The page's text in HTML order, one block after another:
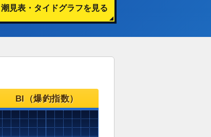
潮見表・タイドグラフを見る
BI（爆釣指数）